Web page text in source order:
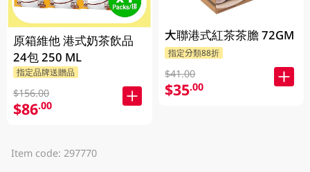
原箱維他 港式奶茶飲品
24包 250 ML
指定品牌送贈品
$156.00
$86.00
大聯港式紅茶茶膽 72GM
指定分類88折
$41.00
$35.00
Item code: 297770